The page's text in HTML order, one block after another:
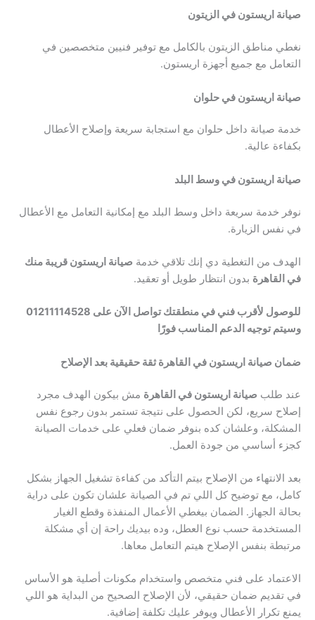
صيانة اريستون في الزيتون
نغطي مناطق الزيتون بالكامل مع توفير فنيين متخصصين في
التعامل مع جميع أجهزة اريستون.
صيانة اريستون في حلوان
خدمة صيانة داخل حلوان مع استجابة سريعة وإصلاح الأعطال
بكفاءة عالية.
صيانة اريستون في وسط البلد
نوفر خدمة سريعة داخل وسط البلد مع إمكانية التعامل مع الأعطال
في نفس الزيارة.
الهدف من التغطية دي إنك تلاقي خدمة صيانة اريستون قريبة منك
في القاهرة بدون انتظار طويل أو تعقيد.
للوصول لأقرب فني في منطقتك تواصل الآن على 01211114528
وسيتم توجيه الدعم المناسب فورًا
ضمان صيانة اريستون في القاهرة ثقة حقيقية بعد الإصلاح
عند طلب صيانة اريستون في القاهرة مش بيكون الهدف مجرد
إصلاح سريع، لكن الحصول على نتيجة تستمر بدون رجوع نفس
المشكلة، وعلشان كده بنوفر ضمان فعلي على خدمات الصيانة
كجزء أساسي من جودة العمل.
بعد الانتهاء من الإصلاح بيتم التأكد من كفاءة تشغيل الجهاز بشكل
كامل، مع توضيح كل اللي تم في الصيانة علشان تكون على دراية
بحالة الجهاز. الضمان بيغطي الأعمال المنفذة وقطع الغيار
المستخدمة حسب نوع العطل، وده بيديك راحة إن أي مشكلة
مرتبطة بنفس الإصلاح هيتم التعامل معاها.
الاعتماد على فني متخصص واستخدام مكونات أصلية هو الأساس
في تقديم ضمان حقيقي، لأن الإصلاح الصحيح من البداية هو اللي
يمنع تكرار الأعطال ويوفر عليك تكلفة إضافية.